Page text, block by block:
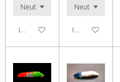
In den WarenkorbIn den